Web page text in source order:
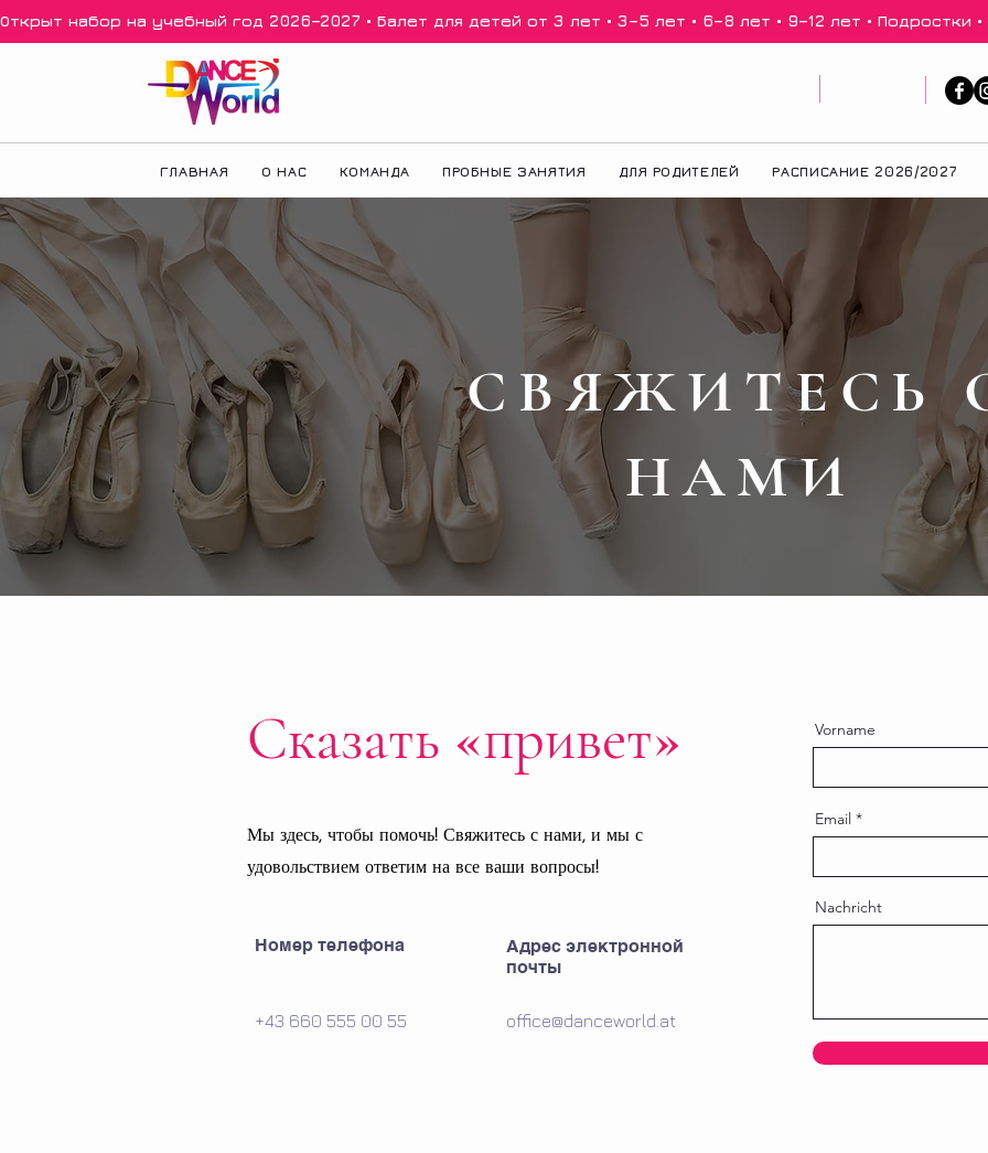
Открыт набор на учебный год 2026–2027 • Балет для детей от 3 лет • 3–5 лет • 6–8 лет • 9–12 лет • Подростки
ГЛАВНАЯ О НАС КОМАНДА ПРОБНЫЕ ЗАНЯТИЯ ДЛЯ РОДИТЕЛЕЙ РАСПИСАНИЕ 2026/2027
СВЯЖИТЕСЬ
НАМИ
Сказать «привет»
Мы здесь, чтобы помочь! Свяжитесь с нами, и мы с
удовольствием ответим на все ваши вопросы!
Номер телефона
+43 660 555 00 55
Адрес электронной
почты
office@danceworld.at
Vorname
Email
Nachricht